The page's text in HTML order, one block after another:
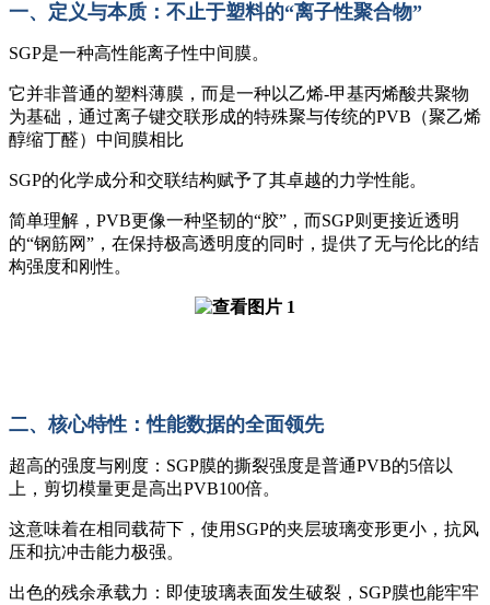
一、定义与本质：不止于塑料的“离子性聚合物”
SGP是一种高性能离子性中间膜。
它并非普通的塑料薄膜，而是一种以乙烯-甲基丙烯酸共聚物
为基础，通过离子键交联形成的特殊聚与传统的PVB（聚乙烯
醇缩丁醛）中间膜相比
SGP的化学成分和交联结构赋予了其卓越的力学性能。
简单理解，PVB更像一种坚韧的“胶”，而SGP则更接近透明
的“钢筋网”，在保持极高透明度的同时，提供了无与伦比的结
构强度和刚性。
二、核心特性：性能数据的全面领先
超高的强度与刚度：SGP膜的撕裂强度是普通PVB的5倍以
上，剪切模量更是高出PVB100倍。
这意味着在相同载荷下，使用SGP的夹层玻璃变形更小，抗风
压和抗冲击能力极强。
出色的残余承载力：即使玻璃表面发生破裂，SGP膜也能牢牢